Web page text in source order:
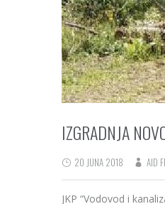
IZGRADNJA
20 JUNA 2018 AID
JKP “Vodovod i